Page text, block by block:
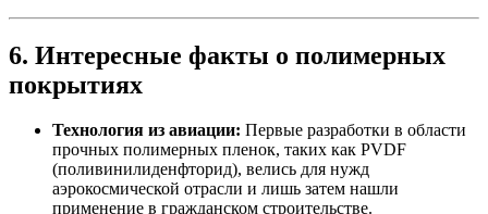
6. Интересные факты о полимерных
покрытиях
Технология из авиации: Первые разработки в области
прочных полимерных пленок, таких как PVDF
(поливинилиденфторид), велись для нужд
аэрокосмической отрасли и лишь затем нашли
применение в гражданском строительстве.